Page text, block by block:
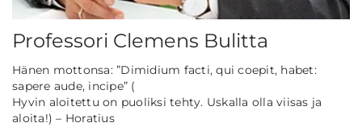
Professori Clemens Bulitta
Hänen mottonsa: ”Dimidium facti, qui coepit, habet:
sapere aude, incipe” (
Hyvin aloitettu on puoliksi tehty. Uskalla olla viisas ja
aloita!)– Horatius